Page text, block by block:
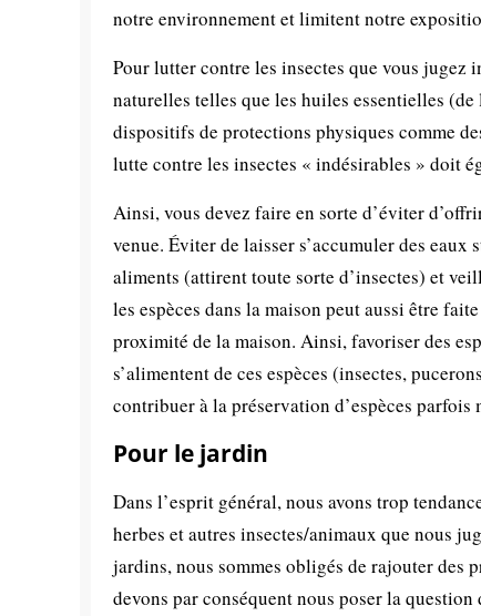
notre environnement et limitent notre
Pour lutter contre les insectes que vous
naturelles telles que les huiles essentielles
dispositifs de protections physiques comme
lutte contre les insectes « indésirables » doit
Ainsi, vous devez faire en sorte d’éviter
venue. Éviter de laisser s’accumuler des
aliments (attirent toute sorte d’insectes) et
les espèces dans la maison peut aussi être
proximité de la maison. Ainsi, favoriser des
s’alimentent de ces espèces (insectes,
contribuer à la préservation d’espèces parfois
Pour le jardin
Dans l’esprit général, nous avons trop
herbes et autres insectes/animaux que nous
jardins, nous sommes obligés de rajouter des
devons par conséquent nous poser la